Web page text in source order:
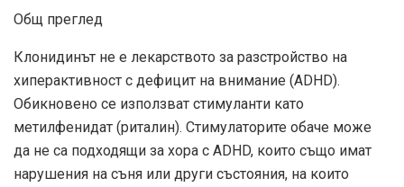
Общ преглед
Клонидинът не е лекарството за разстройство на
хиперактивност с дефицит на внимание (ADHD).
Обикновено се използват стимуланти като
метилфенидат (риталин). Стимулаторите обаче може
да не са подходящи за хора с ADHD, които също имат
нарушения на съня или други състояния, на които